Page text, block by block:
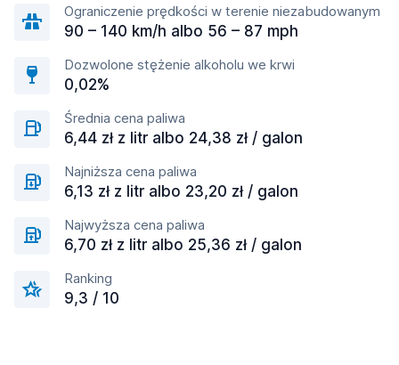
Ograniczenie prędkości w terenie niezabudowanym
90 – 140 km/h albo 56 – 87 mph
Dozwolone stężenie alkoholu we krwi
0,02%
Średnia cena paliwa
6,44 zł z litr albo 24,38 zł / galon
Najniższa cena paliwa
6,13 zł z litr albo 23,20 zł / galon
Najwyższa cena paliwa
6,70 zł z litr albo 25,36 zł / galon
Ranking
9,3 / 10